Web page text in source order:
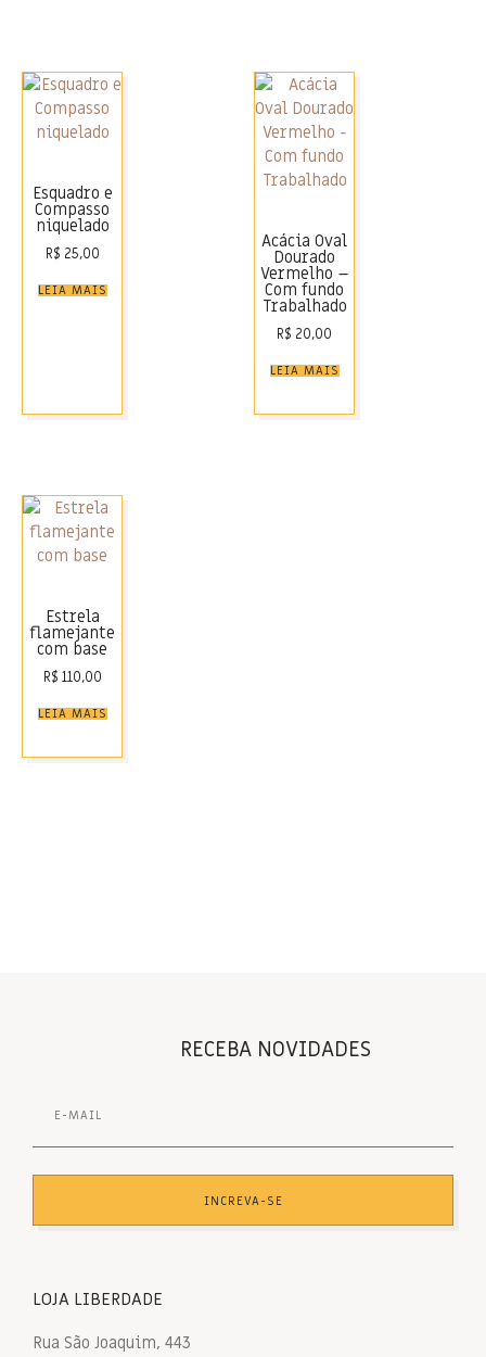
Esquadro e
Compasso
niquelado
R$ 25,00
LEIA MAIS
Acácia Oval
Dourado
Vermelho –
Com fundo
Trabalhado
R$ 20,00
LEIA MAIS
Estrela
flamejante
com base
R$ 110,00
LEIA MAIS
RECEBA NOVIDADES
INCREVA-SE
LOJA LIBERDADE
Rua São Joaquim, 443